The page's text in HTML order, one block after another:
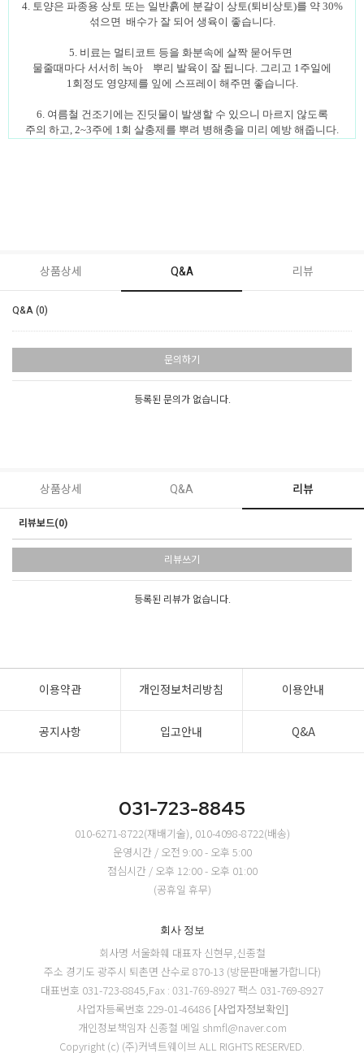
4. 토양은 파종용 상토 또는 일반흙에 분갈이 상토(퇴비상토)를 약 30%
섞으면 배수가 잘 되어 생육이 좋습니다.
5. 비료는 멀티코트 등을 화분속에 살짝 묻어두면
물줄때마다 서서히 녹아 뿌리 발육이 잘 됩니다. 그리고 1주일에
1회정도 영양제를 잎에 스프레이 해주면 좋습니다.
6. 여름철 건조기에는 진딧물이 발생할 수 있으니 마르지 않도록
주의 하고, 2~3주에 1회 살충제를 뿌려 병해충을 미리 예방 해줍니다.
상품상세 Q&A 리뷰
Q&A (0)
문의하기
등록된 문의가 없습니다.
상품상세 Q&A 리뷰
리뷰보드(0)
리뷰쓰기
등록된 리뷰가 없습니다.
이용약관 개인정보처리방침 이용안내
공지사항 입고안내 Q&A
031-723-8845
010-6271-8722(재배기술), 010-4098-8722(배송)
운영시간 / 오전 9:00 - 오후 5:00
점심시간 / 오후 12:00 - 오후 01:00
(공휴일 휴무)
회사 정보
회사명 서울화훼 대표자 신현무,신종철
주소 경기도 광주시 퇴촌면 산수로 870-13 (방문판매불가합니다)
대표번호 031-723-8845,Fax : 031-769-8927 팩스 031-769-8927
사업자등록번호 229-01-46486 [사업자정보확인]
개인정보책임자 신종철 메일 shmfl@naver.com
Copyright (c) (주)커넥트웨이브 ALL RIGHTS RESERVED.